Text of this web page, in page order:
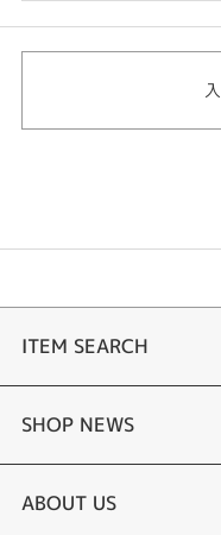
ITEM SEARCH
婚約指輪
手作り婚約指輪
SHOP NEWS
デジタルジュエリー®とは
ABOUT US